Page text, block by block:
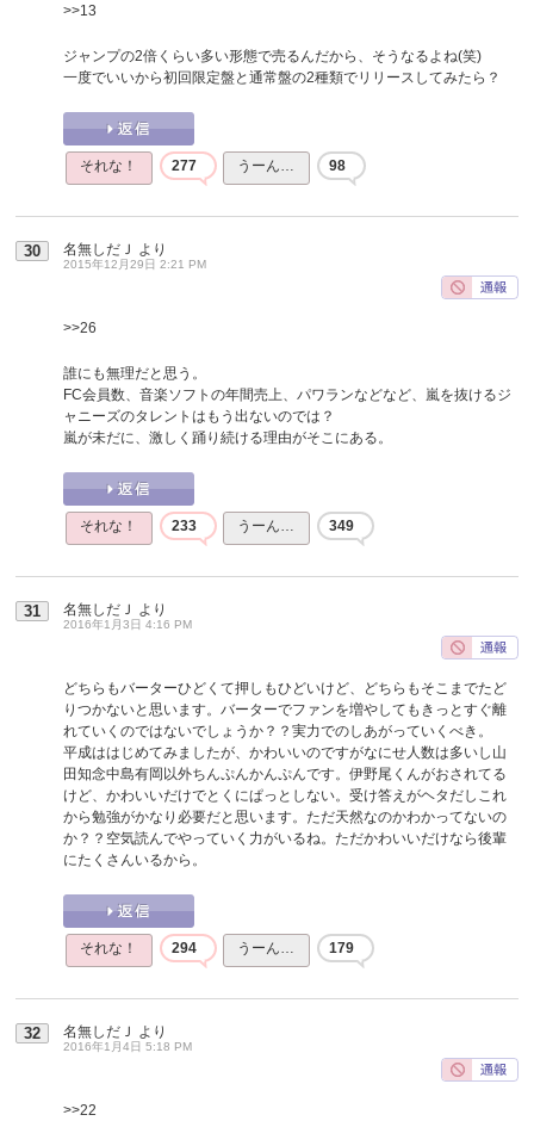
>>13
ジャンプの2倍くらい多い形態で売るんだから、そうなるよね(笑)
一度でいいから初回限定盤と通常盤の2種類でリリースしてみたら？
それな！ 277 うーん… 98
30 名無しだＪ より
2015年12月29日 2:21 PM
>>26
誰にも無理だと思う。
FC会員数、音楽ソフトの年間売上、パワランなどなど、嵐を抜けるジ
ャニーズのタレントはもう出ないのでは？
嵐が未だに、激しく踊り続ける理由がそこにある。
それな！ 233 うーん… 349
31 名無しだＪ より
2016年1月3日 4:16 PM
どちらもバーターひどくて押しもひどいけど、どちらもそこまでたど
りつかないと思います。バーターでファンを増やしてもきっとすぐ離
れていくのではないでしょうか？？実力でのしあがっていくべき。
平成ははじめてみましたが、かわいいのですがなにせ人数は多いし山
田知念中島有岡以外ちんぷんかんぷんです。伊野尾くんがおされてる
けど、かわいいだけでとくにぱっとしない。受け答えがヘタだしこれ
から勉強がかなり必要だと思います。ただ天然なのかわかってないの
か？？空気読んでやっていく力がいるね。ただかわいいだけなら後輩
にたくさんいるから。
それな！ 294 うーん… 179
32 名無しだＪ より
2016年1月4日 5:18 PM
>>22